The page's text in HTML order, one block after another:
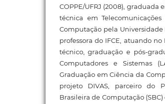
COPPE/UFRJ (2008), graduada
técnica em
Computação pela Universidade
professora do IFCE, atuando
técnico, graduação e pós-
Computadores e Sistemas
Graduação em Ciência da
projeto DIVAS, parceiro do
Brasileira de Computação